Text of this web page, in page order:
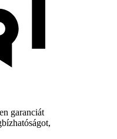
garanciát